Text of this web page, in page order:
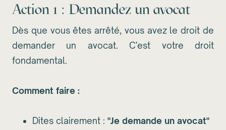
Action 1 : Demandez un avocat
Dès que vous êtes arrêté, vous avez le droit de
demander un avocat. C'est votre droit
fondamental.
Comment faire :
Dites clairement : "Je demande un avocat"